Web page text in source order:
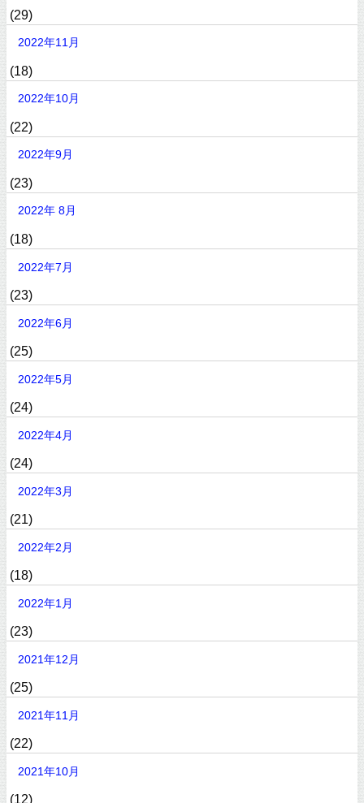
(29)
2022年11月
(18)
2022年10月
(22)
2022年9月
(23)
2022年 8月
(18)
2022年7月
(23)
2022年6月
(25)
2022年5月
(24)
2022年4月
(24)
2022年3月
(21)
2022年2月
(18)
2022年1月
(23)
2021年12月
(25)
2021年11月
(22)
2021年10月
(12)